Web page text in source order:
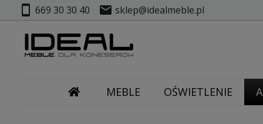
smartphone 669 30 30 40 mail sklep@idealmeble.pl
MEBLE OŚWIETLENIE